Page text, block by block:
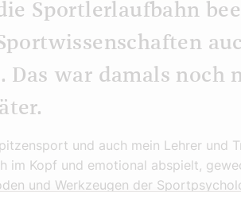
Sportlerlaufbahn
Das war damals noch
und auch mein Lehrer und
im Kopf und emotional abspielt,
und Werkzeugen der
autogenes Training